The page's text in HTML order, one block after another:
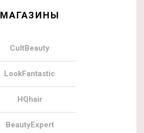
МАГАЗИНЫ
CultBeauty
LookFantastic
HQhair
BeautyExpert